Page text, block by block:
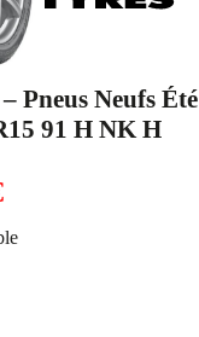
Pneus Neufs Été
91 H NK H